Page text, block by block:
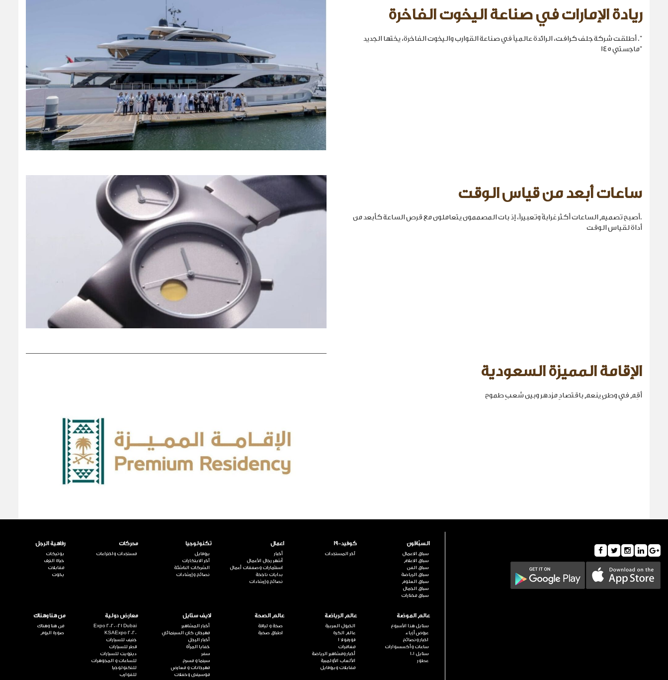
ريادة الإمارات في صناعة اليخوت الفاخرة
". أطلقت شركة جلف كرافت، الرائدة عالمياً في صناعة القوارب واليخوت الفاخرة، يختها الجديد
"ماجستي 145
ساعات أبعد من قياس الوقت
.أصبح تصميم الساعات أكثر غرابةً وتعبيراً، إذ بات المصممون يتعاملون مع قرص الساعة كأبعد من
أداة لقياس الوقت
الإقامة المميزة السعودية
أقِم في وطنٍ ينعم باقتصادٍ مزدهر وبين شعبٍ طموح
السبّاقون
سباق الاعمال
سباق الاعلام
سباق الفن
سباق الرياضة
سباق العلوم
سباق الجمال
سباق مختارات
كوفيد-19
آخر المستجدات
اعمال
أخبار
أشهر رجال الأعمال
استثمارات وصفقات أعمال
بدايات ناجحة
نصائح وإرشادات
تكنولوجيا
بروفايل
آخر الابتكارات
الشركات الناشئة
نصائح وإرشادات
محركات
مستجدات واختراعات
رفاهية الرجل
بوتيكات
حياة الترف
مقابلات
يخوت
عالم الموضة
ستايل هذا الأسبوع
عروض أزياء
اخبار ونصائح
ساعات وأكسسوارات
ستايل 101
عطور
عالم الرياضة
الخيول العربية
عالم الكرة
فورمولا 1
مغامرات
أخبار ومشاهير الرياضة
الألعاب الأولمبية
مقابلات وبروفايل
عالم الصحة
صحة و لياقة
اطباق صحية
لايف ستايل
أخبار المشاهير
مهرجان كان السينمائي
أخبار الرجل
خفايا المرأة
سفر
سينما و مسرح
مهرجانات و معارض
موسيقى وحفلات
معارض دولية
Expo 2020-21 Dubai
KSAExpo 2020
جنيف للسيارات
قطر للسيارات
ديترويت للسيارات
للساعات و المجوهرات
للتكنولوجيا
للقوارب
من هنا وهناك
من هنا وهناك
صورة اليوم